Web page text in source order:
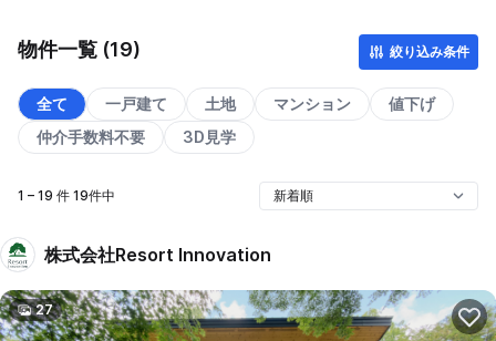
物件一覧 (19) 絞り込み条件
全て 一戸建て 土地 マンション
値下げ
仲介手数料不要
3D見学
1 – 19 件 19件中
株式会社Resort Innovation
27